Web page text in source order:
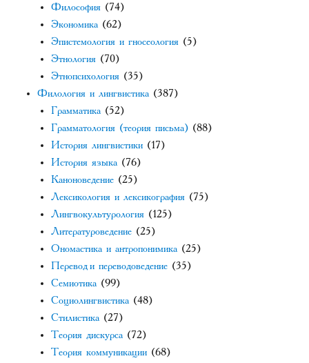
Философия (74)
Экономика (62)
Эпистемология и гносеология (5)
Этнология (70)
Этнопсихология (35)
Филология и лингвистика (387)
Грамматика (52)
Грамматология (теория письма) (88)
История лингвистики (17)
История языка (76)
Каноноведение (25)
Лексикология и лексикография (75)
Лингвокультурология (125)
Литературоведение (25)
Ономастика и антропонимика (25)
Перевод и переводоведение (35)
Семиотика (99)
Социолингвистика (48)
Стилистика (27)
Теория дискурса (72)
Теория коммуникации (68)